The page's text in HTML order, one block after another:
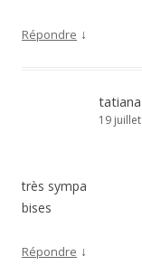
Répondre ↓
tatiana
19
très sympa
bises
Répondre ↓